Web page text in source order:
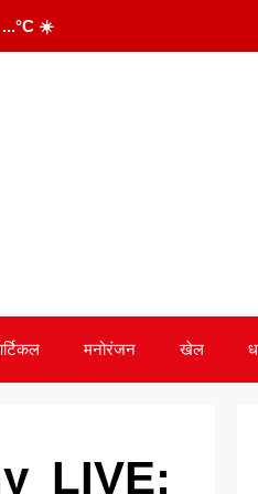
...°C ☀️
मनोरंजन खेल
LIVE: